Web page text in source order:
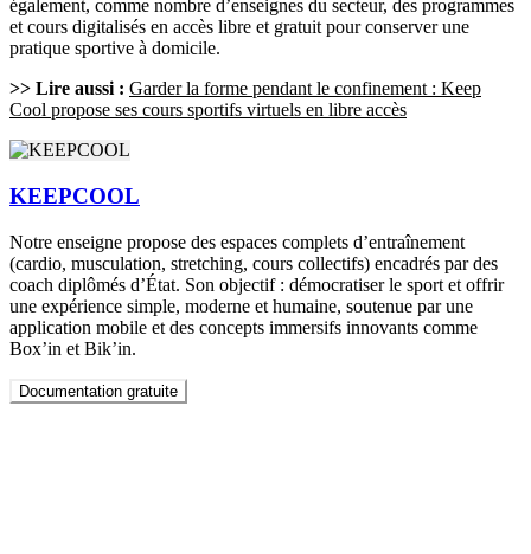
également, comme nombre d’enseignes du secteur, des programmes
et cours digitalisés en accès libre et gratuit pour conserver une
pratique sportive à domicile.
>> Lire aussi : Garder la forme pendant le confinement : Keep
Cool propose ses cours sportifs virtuels en libre accès
KEEPCOOL
Notre enseigne propose des espaces complets d’entraînement
(cardio, musculation, stretching, cours collectifs) encadrés par des
coach diplômés d’État. Son objectif : démocratiser le sport et offrir
une expérience simple, moderne et humaine, soutenue par une
application mobile et des concepts immersifs innovants comme
Box’in et Bik’in.
Documentation gratuite